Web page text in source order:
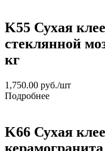
K55 Сухая
стеклянной
кг
1,750.00 руб./шт
Подробнее
K66 Сухая